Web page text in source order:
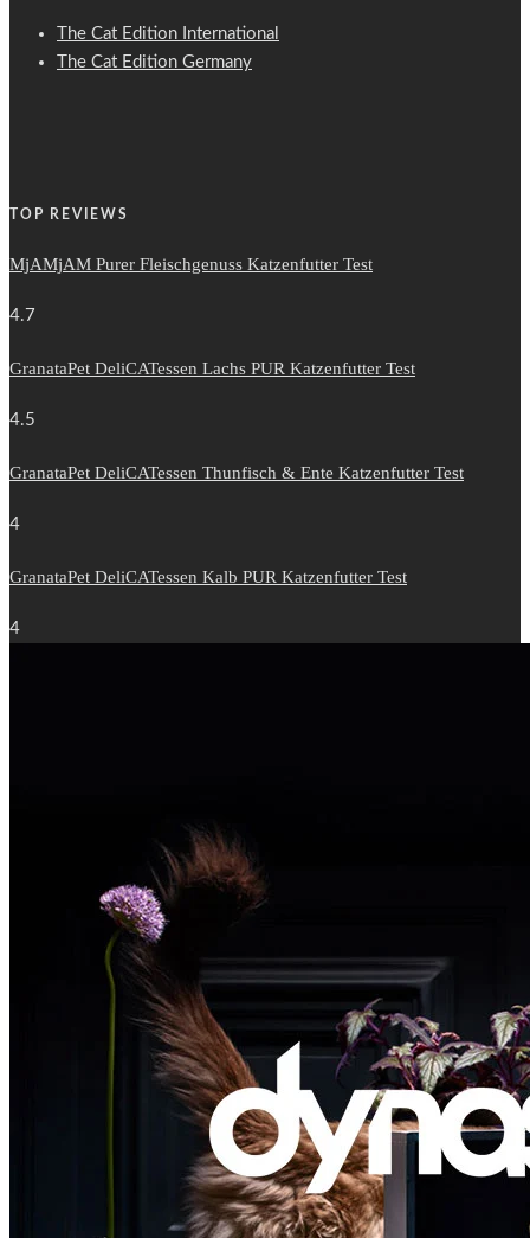
The Cat Edition International
The Cat Edition Germany
TOP REVIEWS
MjAMjAM Purer Fleischgenuss Katzenfutter Test
4.7
GranataPet DeliCATessen Lachs PUR Katzenfutter Test
4.5
GranataPet DeliCATessen Thunfisch & Ente Katzenfutter Test
4
GranataPet DeliCATessen Kalb PUR Katzenfutter Test
4